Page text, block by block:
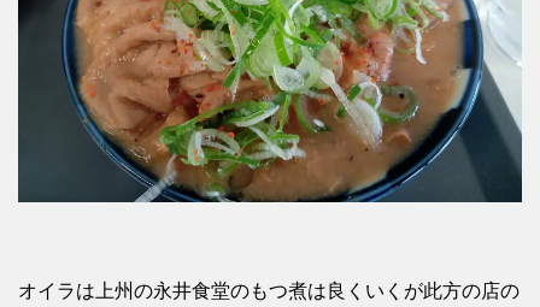
オイラは上州の永井食堂のもつ煮は良くいくが此方の店の